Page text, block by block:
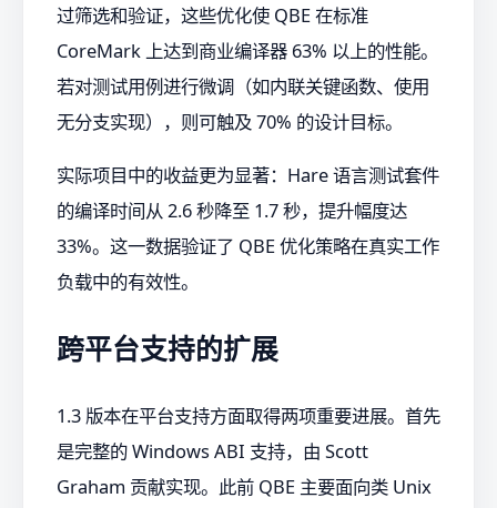
过筛选和验证，这些优化使 QBE 在标准
CoreMark 上达到商业编译器 63% 以上的性能。
若对测试用例进行微调（如内联关键函数、使用
无分支实现），则可触及 70% 的设计目标。
实际项目中的收益更为显著：Hare 语言测试套件
的编译时间从 2.6 秒降至 1.7 秒，提升幅度达
33%。这一数据验证了 QBE 优化策略在真实工作
负载中的有效性。
跨平台支持的扩展
1.3 版本在平台支持方面取得两项重要进展。首先
是完整的 Windows ABI 支持，由 Scott
Graham 贡献实现。此前 QBE 主要面向类 Unix